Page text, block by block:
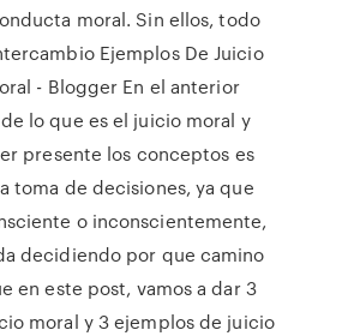
moral. Sin ellos, todo
Ejemplos De Juicio
- Blogger En el anterior
lo que es el juicio moral y
presente los conceptos es
toma de decisiones, ya que
o inconscientemente,
decidiendo por que camino
en este post, vamos a dar 3
moral y 3 ejemplos de juicio